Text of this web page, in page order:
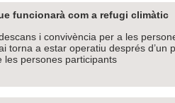
funcionarà com a refugi climàtic
i convivència per a les
torna a estar operatiu després d’un
les persones participants